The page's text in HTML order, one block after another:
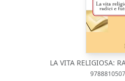
LA VITA RELIGIOSA: